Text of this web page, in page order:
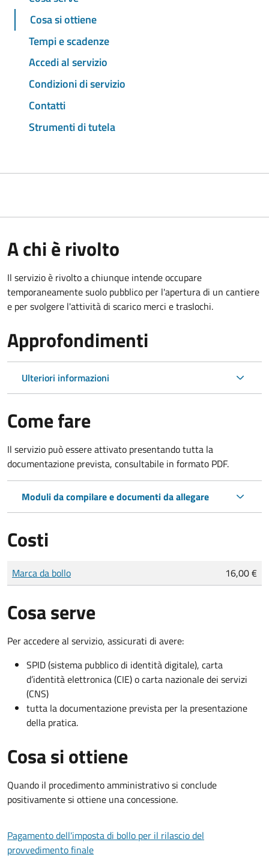
Cosa si ottiene
Tempi e scadenze
Accedi al servizio
Condizioni di servizio
Contatti
Strumenti di tutela
A chi è rivolto
Il servizio è rivolto a chiunque intende occupare
temporaneamente suolo pubblico per l'apertura di un cantiere
e per svolgere l'attività di scarico merci e traslochi.
Approfondimenti
Ulteriori informazioni
Come fare
Il servizio può essere attivato presentando tutta la
documentazione prevista, consultabile in formato PDF.
Moduli da compilare e documenti da allegare
Costi
Tipo di pagamento
Importo
Marca da bollo 16,00 €
Cosa serve
Per accedere al servizio, assicurati di avere:
SPID (sistema pubblico di identità digitale), carta
d’identità elettronica (CIE) o carta nazionale dei servizi
(CNS)
tutta la documentazione prevista per la presentazione
della pratica.
Cosa si ottiene
Quando il procedimento amministrativo si conclude
positivamente si ottiene una concessione.
Pagamento dell'imposta di bollo per il rilascio del
provvedimento finale